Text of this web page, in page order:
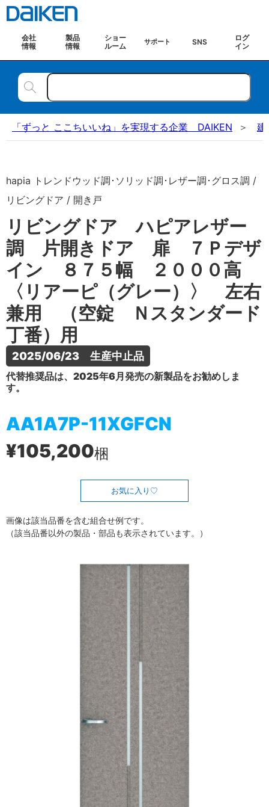
会社
情報
製品
情報
ショー
ルーム
サポート SNS
ログ
イン
「ずっと ここちいいね」を実現する企業 DAIKEN 建
hapia トレンドウッド調･ソリッド調･レザー調･グロス調 /
リビングドア / 開き戸
リビングドア ハピアレザー
調 片開きドア 扉 ７Ｐデザ
イン ８７５幅 ２０００高
〈リアーピ（グレー）〉 左右
兼用 （空錠 Ｎスタンダード
丁番）用
2025/06/23　生産中止品
代替推奨品は、2025年6月発売の新製品をお勧めしま
す。
AA1A7P-11XGFCN
¥105,200梱
お気に入り
画像は該当品番を含む組合せ例です。
（該当品番以外の製品・部品も表示されています。）